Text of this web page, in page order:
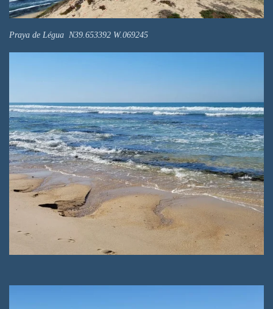
Praya de Légua N39.653392 W.069245